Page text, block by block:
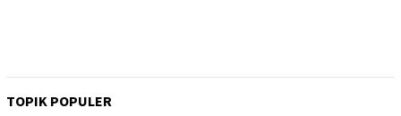
TOPIK POPULER